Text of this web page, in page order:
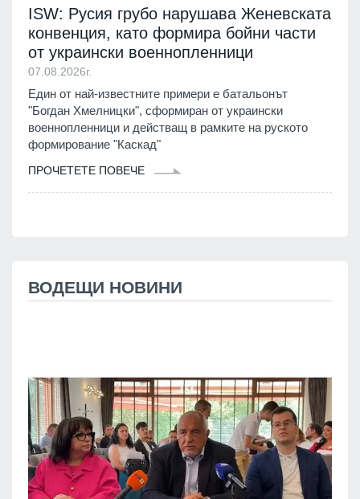
ISW: Русия грубо нарушава Женевската
конвенция, като формира бойни части
от украински военнопленници
07.08.2026г.
Един от най-известните примери е батальонът
"Богдан Хмелницки", сформиран от украински
военнопленници и действащ в рамките на руското
формирование "Каскад"
ПРОЧЕТЕТЕ ПОВЕЧЕ
ВОДЕЩИ НОВИНИ